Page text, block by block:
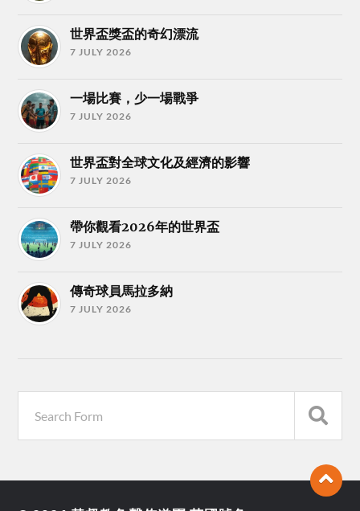
世界盃獎盃的奇幻漂流
7 JULY 2026
一場比賽，少一場戰爭
7 JULY 2026
世界盃對全球文化及經濟的影響
7 JULY 2026
帶你觀看2026年的世界盃
7 JULY 2026
傳奇球員馬拉多納
7 JULY 2026